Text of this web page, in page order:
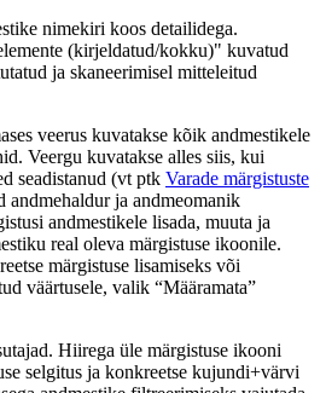
nimekiri koos detailidega.
(kirjeldatud/kokku)" kuvatud
ja skaneerimisel mitteleitud
veerus kuvatakse kõik andmestikele
Veergu kuvatakse alles siis, kui
seadistanud (vt ptk Varade märgistuste
andmehaldur ja andmeomanik
andmestikele lisada, muuta ja
real oleva märgistuse ikoonile.
märgistuse lisamiseks või
väärtusele, valik “Määramata”
Hiirega üle märgistuse ikooni
selgitus ja konkreetse kujundi+värvi